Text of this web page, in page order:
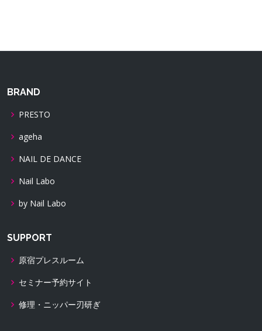
BRAND
PRESTO
ageha
NAIL DE DANCE
Nail Labo
by Nail Labo
SUPPORT
原宿プレスルーム
セミナー予約サイト
修理・ニッパー刃研ぎ